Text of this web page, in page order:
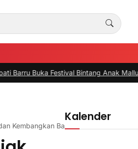
Festival Bintang Anak Mallusetasi,
Kembangkan Bakat
Kalender